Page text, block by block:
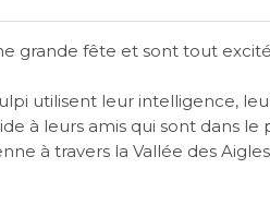
grande fête et sont tout
utilisent leur intelligence,
à leurs amis qui sont dans le
à travers la Vallée des